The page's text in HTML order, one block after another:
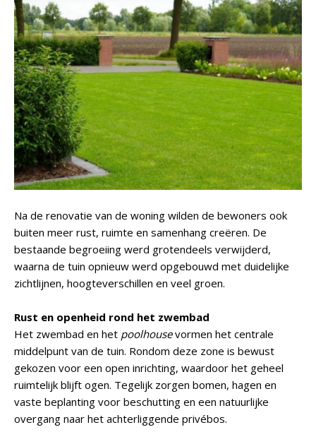
Na de renovatie van de woning wilden de bewoners ook
buiten meer rust, ruimte en samenhang creëren. De
bestaande begroeiing werd grotendeels verwijderd,
waarna de tuin opnieuw werd opgebouwd met duidelijke
zichtlijnen, hoogteverschillen en veel groen.
Rust en openheid rond het zwembad
Het zwembad en het poolhousevormen het centrale
middelpunt van de tuin. Rondom deze zone is bewust
gekozen voor een open inrichting, waardoor het geheel
ruimtelijk blijft ogen. Tegelijk zorgen bomen, hagen en
vaste beplanting voor beschutting en een natuurlijke
overgang naar het achterliggende privébos.